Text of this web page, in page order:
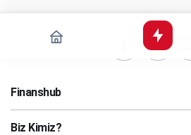
Finanshub
Biz Kimiz?